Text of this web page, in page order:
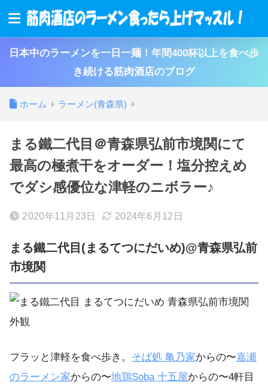
日本中のラーメンを一日一麺！年間400杯以上を食べ歩
き続ける筋肉酒店のブログ
ホーム ラーメン(青森県)
まる鐵二代目＠青森県弘前市境関にて
最高の極煮干をオーダー！塩分控えめ
でダシ感優位な津軽のニボラー♪
2020年11月23日 2024年6月12日
まる鐵二代目(まるてつにだいめ)@青森県弘前
市境関
フラッと津軽を食べ歩き。 そば処 亀乃家からの〜嘉瀬
のラーメン家からの〜地鶏Soba 十五屋からの〜4軒目